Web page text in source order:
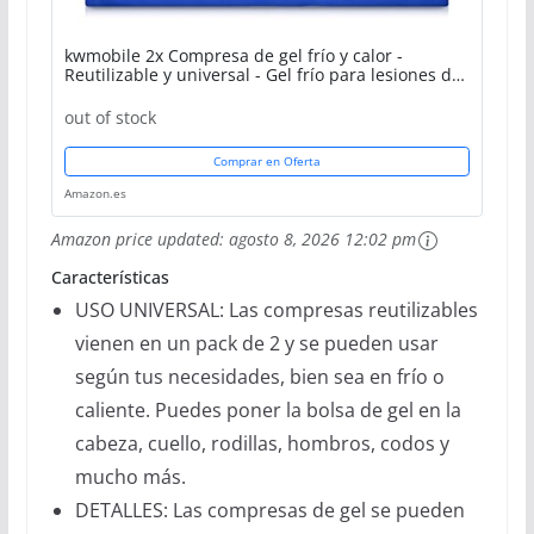
kwmobile 2x Compresa de gel frío y calor -
Reutilizable y universal - Gel frío para lesiones de
out of stock
Comprar en Oferta
Amazon.es
Amazon price updated: agosto 8, 2026 12:02 pm
Características
USO UNIVERSAL: Las compresas reutilizables
vienen en un pack de 2 y se pueden usar
según tus necesidades, bien sea en frío o
caliente. Puedes poner la bolsa de gel en la
cabeza, cuello, rodillas, hombros, codos y
mucho más.
DETALLES: Las compresas de gel se pueden